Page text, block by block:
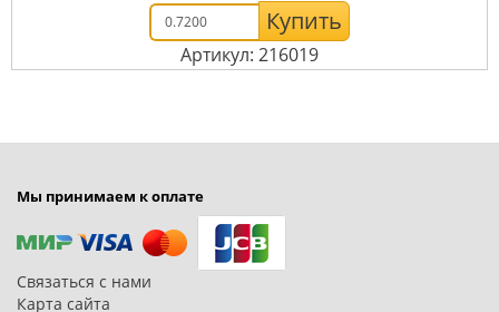
Купить
Артикул: 216019
Мы принимаем к оплате
Связаться с нами
Карта сайта